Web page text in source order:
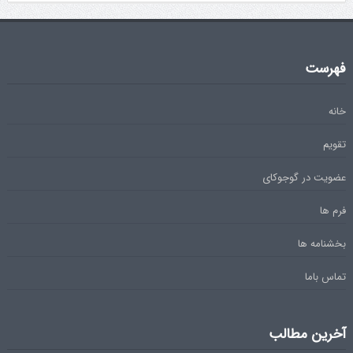
فهرست
خانه
تقویم
عضویت در گوجوکای
فرم ها
بخشنامه ها
تماس باما
آخرین مطالب